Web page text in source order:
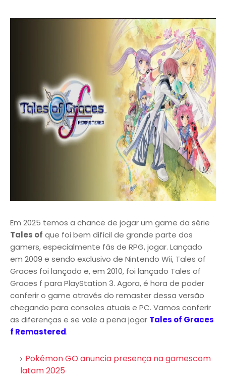
Em 2025 temos a chance de jogar um game da série
Tales of que foi bem difícil de grande parte dos
gamers, especialmente fãs de RPG, jogar. Lançado
em 2009 e sendo exclusivo de Nintendo Wii, Tales of
Graces foi lançado e, em 2010, foi lançado Tales of
Graces f para PlayStation 3. Agora, é hora de poder
conferir o game através do remaster dessa versão
chegando para consoles atuais e PC. Vamos conferir
as diferenças e se vale a pena jogar Tales of Graces
f Remastered.
Pokémon GO anuncia presença na gamescom
latam 2025